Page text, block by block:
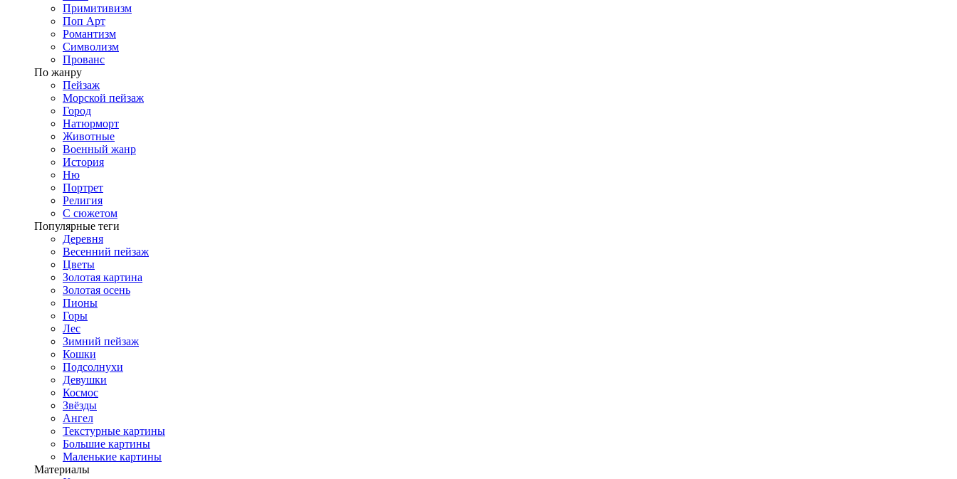
Примитивизм
Поп Арт
Романтизм
Символизм
Прованс
По жанру
Пейзаж
Морской пейзаж
Город
Натюрморт
Животные
Военный жанр
История
Ню
Портрет
Религия
С сюжетом
Популярные теги
Деревня
Весенний пейзаж
Цветы
Золотая картина
Золотая осень
Пионы
Горы
Лес
Зимний пейзаж
Кошки
Подсолнухи
Девушки
Космос
Звёзды
Ангел
Текстурные картины
Большие картины
Маленькие картины
Материалы